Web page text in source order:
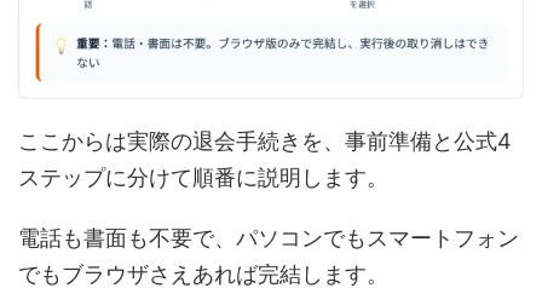
ここからは実際の退会手続きを、事前準備と公式4
ステップに分けて順番に説明します。
電話も書面も不要で、パソコンでもスマートフォン
でもブラウザさえあれば完結します。